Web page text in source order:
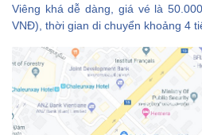
Viêng khá dễ dàng, giá vé là
VNĐ), thời gian di chuyển khoảng 4